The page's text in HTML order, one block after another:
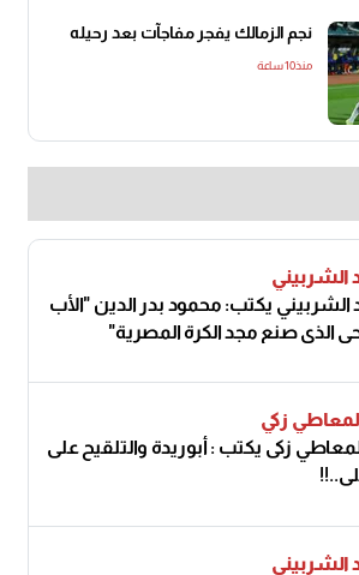
نجم الزمالك يفجر مفاجآت بعد رحيله
منذ10 ساعة
الشربيني
الشربيني يكتب: محمود بدر الدين "الأب
الذي صنع مجد الكرة المصرية"
زكي
زكى يكتب : أبوريدة والتلقيح على
الشربيني